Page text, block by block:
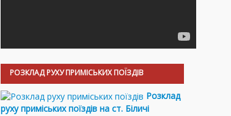
РОЗКЛАД РУХУ ПРИМІСЬКИХ ПОЇЗДІВ
Розклад
руху приміських поїздів на ст. Біличі